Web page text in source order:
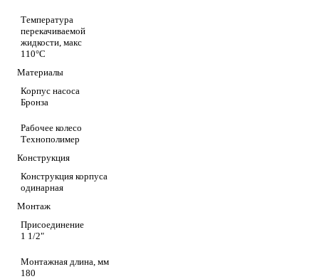
Температура
перекачиваемой
жидкости, макс
110°C
Материалы
Корпус насоса
Бронза
Рабочее колесо
Технополимер
Конструкция
Конструкция корпуса
одинарная
Монтаж
Присоединение
1 1/2"
Монтажная длина, мм
180